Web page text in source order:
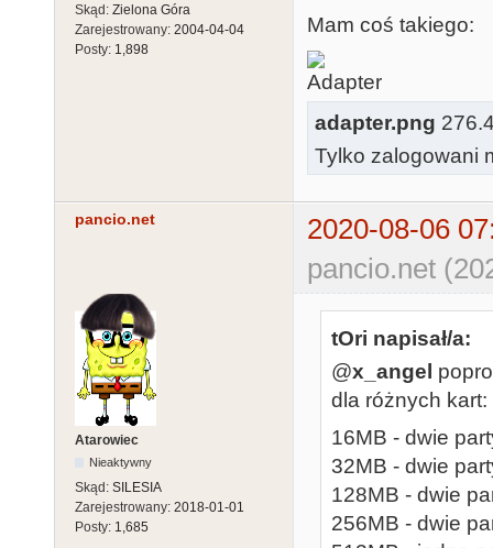
Skąd: Zielona Góra
Zarejestrowany: 2004-04-04
Posty: 1,898
Mam coś takiego:
adapter.png
Tylko zalogowani
pancio.net
2020-08-06
pancio.net
Atarowiec
Nieaktywny
Skąd: SILESIA
Zarejestrowany: 2018-01-01
Posty: 1,685
tOri napisał/a:
@x_angel
dla różnych kart:
16MB - dwie
32MB - dwie
128MB - dwie
256MB - dwie